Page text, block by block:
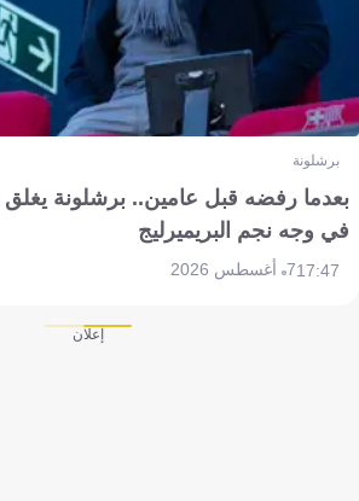
برشلونة
بعدما رفضه قبل عامين.. برشلونة يغلق
في وجه نجم البريميرليج
17:477 أغسطس 2026
إعلان